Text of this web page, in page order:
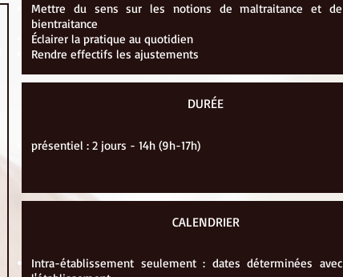
Mettre du sens sur les notions de maltraitance et de
bientraitance
Éclairer la pratique au quotidien
Rendre effectifs les ajustements
DURÉE
présentiel : 2 jours - 14h (9h-17h)
CALENDRIER
Intra-établissement seulement : dates déterminées avec